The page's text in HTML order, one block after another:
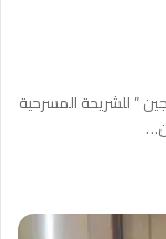
” للشريحة المسرحية